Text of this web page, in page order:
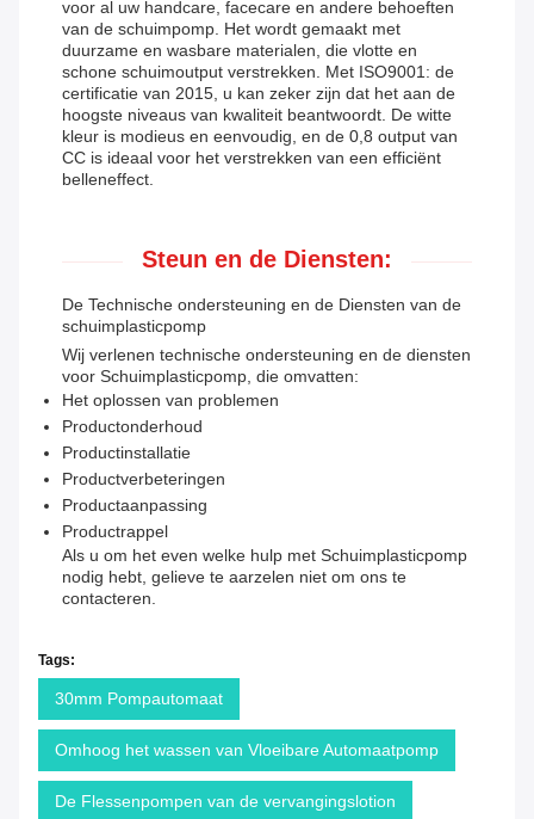
voor al uw handcare, facecare en andere behoeften
van de schuimpomp. Het wordt gemaakt met
duurzame en wasbare materialen, die vlotte en
schone schuimoutput verstrekken. Met ISO9001: de
certificatie van 2015, u kan zeker zijn dat het aan de
hoogste niveaus van kwaliteit beantwoordt. De witte
kleur is modieus en eenvoudig, en de 0,8 output van
CC is ideaal voor het verstrekken van een efficiënt
belleneffect.
Steun en de Diensten:
De Technische ondersteuning en de Diensten van de
schuimplasticpomp
Wij verlenen technische ondersteuning en de diensten
voor Schuimplasticpomp, die omvatten:
Het oplossen van problemen
Productonderhoud
Productinstallatie
Productverbeteringen
Productaanpassing
Productrappel
Als u om het even welke hulp met Schuimplasticpomp
nodig hebt, gelieve te aarzelen niet om ons te
contacteren.
Tags:
30mm Pompautomaat
Omhoog het wassen van Vloeibare Automaatpomp
De Flessenpompen van de vervangingslotion